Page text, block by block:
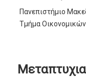
Πανεπιστήμιο
Τμήμα